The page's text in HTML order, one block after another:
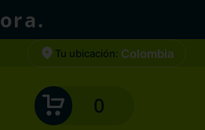
Tu ubicación: Colombia
0